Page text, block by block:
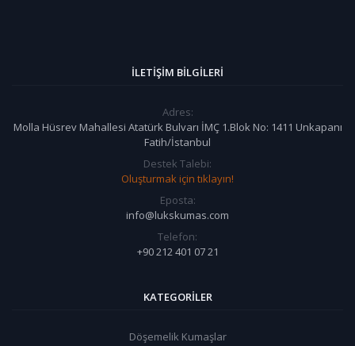
İLETIŞIM BILGILERI
Adres:
Molla Hüsrev Mahallesi Atatürk Bulvarı İMÇ 1.Blok No: 1411 Unkapanı
Fatih/İstanbul
Destek Talebi:
Oluşturmak için tıklayın!
Eposta:
info@lukskumas.com
Telefon:
+90 212 401 07 21
KATEGORILER
Döşemelik Kumaşlar